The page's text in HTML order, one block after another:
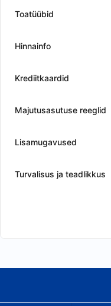
Toatüübid
Hinnainfo
Krediitkaardid
Majutusasutuse reeglid
Lisamugavused
Turvalisus ja teadlikkus